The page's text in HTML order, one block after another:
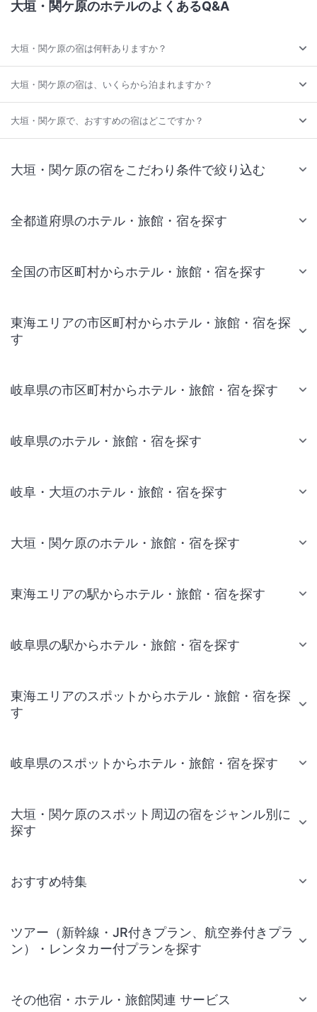
大垣・関ケ原のホテルのよくあるQ&A
大垣・関ケ原の宿は何軒ありますか？
大垣・関ケ原の宿は、いくらから泊まれますか？
大垣・関ケ原で、おすすめの宿はどこですか？
大垣・関ケ原の宿をこだわり条件で絞り込む
全都道府県のホテル・旅館・宿を探す
全国の市区町村からホテル・旅館・宿を探す
東海エリアの市区町村からホテル・旅館・宿を探
す
岐阜県の市区町村からホテル・旅館・宿を探す
岐阜県のホテル・旅館・宿を探す
岐阜・大垣のホテル・旅館・宿を探す
大垣・関ケ原のホテル・旅館・宿を探す
東海エリアの駅からホテル・旅館・宿を探す
岐阜県の駅からホテル・旅館・宿を探す
東海エリアのスポットからホテル・旅館・宿を探
す
岐阜県のスポットからホテル・旅館・宿を探す
大垣・関ケ原のスポット周辺の宿をジャンル別に
探す
おすすめ特集
ツアー（新幹線・JR付きプラン、航空券付きプラ
ン）・レンタカー付プランを探す
その他宿・ホテル・旅館関連 サービス